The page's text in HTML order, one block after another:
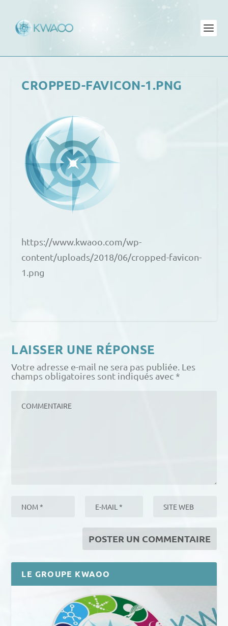
CROPPED-FAVICON-1.PNG
https://www.kwaoo.com/wp-
content/uploads/2018/06/cropped-favicon-
1.png
LAISSER UNE RÉPONSE
Votre adresse e-mail ne sera pas publiée. Les
champs obligatoires sont indiqués avec *
LE GROUPE KWAOO